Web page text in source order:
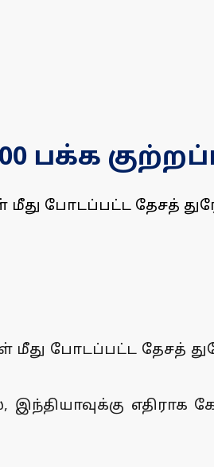
பக்க
போடப்பட்ட தேசத்
போடப்பட்ட தேசத்
எதிராக